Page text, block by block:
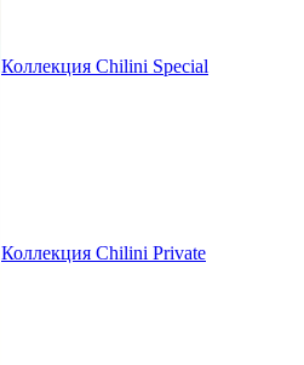
Коллекция Chilini Special
Коллекция Chilini Private